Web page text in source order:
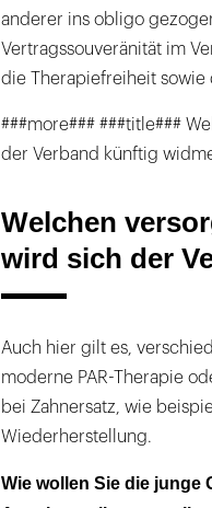
anderer ins obligo
Vertragssouveränität im
die Therapiefreiheit sowie
###more### ###title###
der Verband künftig
Welchen
wird sich der
Auch hier gilt es,
moderne PAR-Therapie
bei Zahnersatz, wie
Wiederherstellung.
Wie wollen Sie die junge